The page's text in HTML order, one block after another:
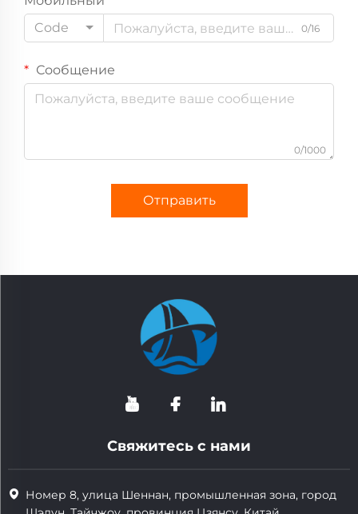
Code
0/16
Сообщение
0/1000
Отправить
Свяжитесь с нами
Номер 8, улица Шеннан, промышленная зона, город